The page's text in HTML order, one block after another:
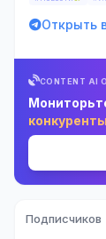
Открыть
CONTENT AI
конкуренты
Подписчиков